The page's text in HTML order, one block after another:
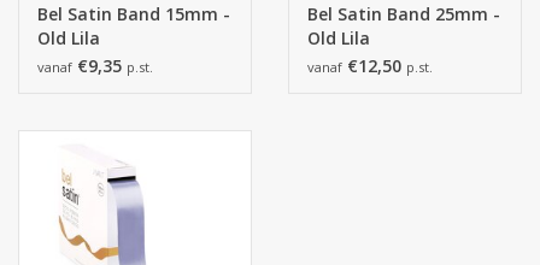
Bel Satin Band 15mm -
Old Lila
vanaf €9,35 p.st.
Bel Satin Band 25mm -
Old Lila
vanaf €12,50 p.st.